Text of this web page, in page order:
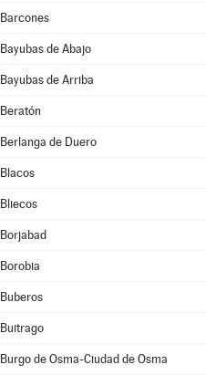
Barcones
Bayubas de Abajo
Bayubas de Arriba
Beratón
Berlanga de Duero
Blacos
Bliecos
Borjabad
Borobia
Buberos
Buitrago
Burgo de Osma-Ciudad de Osma